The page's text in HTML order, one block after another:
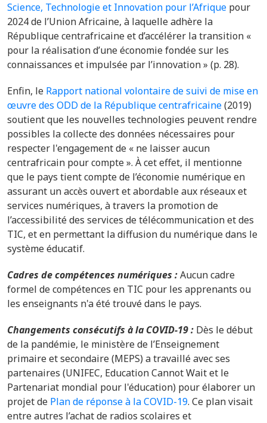
Science, Technologie et Innovation pour l’Afrique pour
2024 de l’Union Africaine, à laquelle adhère la
République centrafricaine et d’accélérer la transition «
pour la réalisation d’une économie fondée sur les
connaissances et impulsée par l’innovation » (p. 28).
Enfin, le Rapport national volontaire de suivi de mise en
œuvre des ODD de la République centrafricaine(2019)
soutient que les nouvelles technologies peuvent rendre
possibles la collecte des données nécessaires pour
respecter l'engagement de « ne laisser aucun
centrafricain pour compte ». À cet effet, il mentionne
que le pays tient compte de l’économie numérique en
assurant un accès ouvert et abordable aux réseaux et
services numériques, à travers la promotion de
l’accessibilité des services de télécommunication et des
TIC, et en permettant la diffusion du numérique dans le
système éducatif.
Cadres de compétences numériques :Aucun cadre
formel de compétences en TIC pour les apprenants ou
les enseignants n'a été trouvé dans le pays.
Changements consécutifs à la COVID-19 : Dès le début
de la pandémie, le ministère de l’Enseignement
primaire et secondaire (MEPS) a travaillé avec ses
partenaires (UNIFEC, Education Cannot Wait et le
Partenariat mondial pour l'éducation) pour élaborer un
projet de Plan de réponse à la COVID-19. Ce plan visait
entre autres l’achat de radios scolaires et